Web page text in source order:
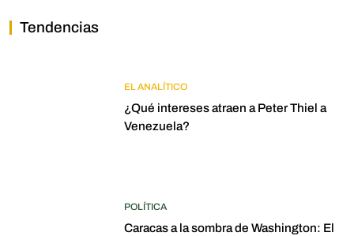
Tendencias
EL ANALÍTICO
¿Qué intereses atraen a Peter Thiel a
Venezuela?
POLÍTICA
Caracas a la sombra de Washington: El